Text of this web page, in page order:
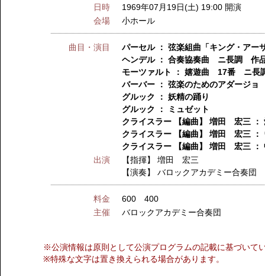
日時
1969年07月19日(土) 19:00 開演
会場
小ホール
曲目・演目
パーセル ： 弦楽組曲「キング・アー
ヘンデル ： 合奏協奏曲 ニ長調 作
モーツァルト ： 嬉遊曲 17番 ニ
バーバー ： 弦楽のためのアダージ
グルック ： 妖精の踊り
グルック ： ミュゼット
クライスラー 【編曲】 増田 宏三 ：
クライスラー 【編曲】 増田 宏三 ：
クライスラー 【編曲】 増田 宏三 ：
出演
【指揮】増田 宏三
【演奏】バロックアカデミー合奏団
料金
600 400
主催
バロックアカデミー合奏団
※公演情報は原則として公演プログラムの記載に基づいて
※特殊な文字は置き換えられる場合があります。